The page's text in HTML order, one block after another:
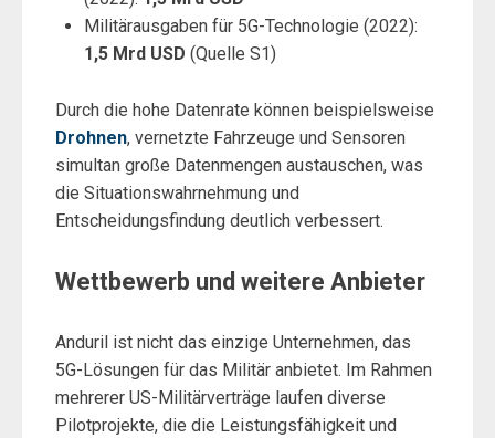
Militärausgaben für 5G-Technologie (2022):
1,5 Mrd USD (Quelle S1)
Durch die hohe Datenrate können beispielsweise
Drohnen, vernetzte Fahrzeuge und Sensoren
simultan große Datenmengen austauschen, was
die Situationswahrnehmung und
Entscheidungsfindung deutlich verbessert.
Wettbewerb und weitere Anbieter
Anduril ist nicht das einzige Unternehmen, das
5G-Lösungen für das Militär anbietet. Im Rahmen
mehrerer US-Militärverträge laufen diverse
Pilotprojekte, die die Leistungsfähigkeit und